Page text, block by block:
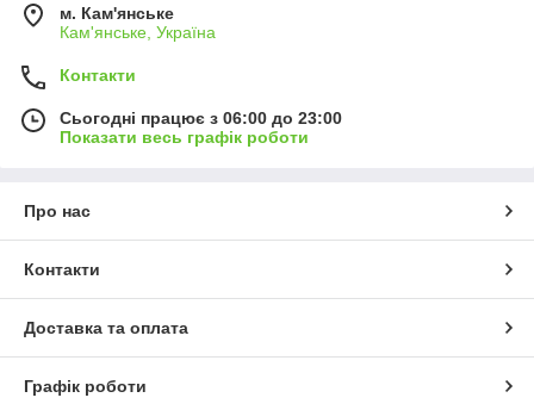
м. Кам'янське
Кам'янське, Україна
Контакти
Сьогодні працює з 06:00 до 23:00
Показати весь графік роботи
Про нас
Контакти
Доставка та оплата
Графік роботи